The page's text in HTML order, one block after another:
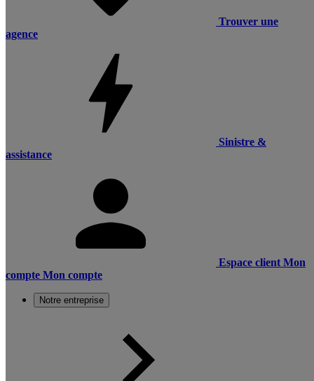
Trouver une
agence
Sinistre &
assistance
Espace client Mon
compte Mon compte
Notre entreprise